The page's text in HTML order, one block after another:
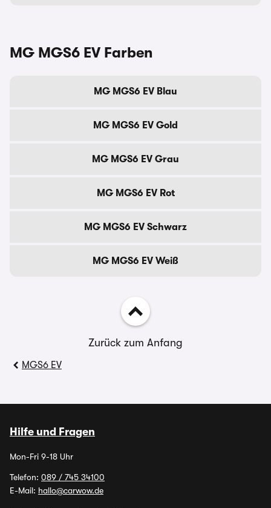
MG MGS6 EV Farben
MG MGS6 EV Blau
MG MGS6 EV Gold
MG MGS6 EV Grau
MG MGS6 EV Rot
MG MGS6 EV Schwarz
MG MGS6 EV Weiß
Zurück zum Anfang
MGS6 EV
Hilfe und Fragen
Mon-Fri 9-18 Uhr
Telefon: 089 / 745 34100
E-Mail: hallo@carwow.de